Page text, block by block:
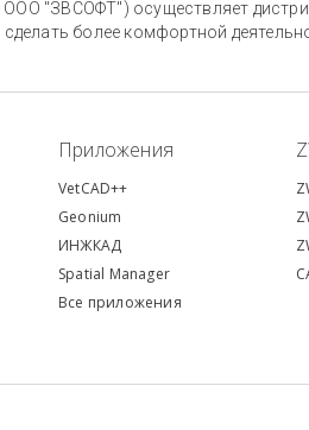
"ЗВСОФТ") осуществляет
более комфортной
Приложения
VetCAD++
Geonium
ИНЖКАД
Spatial Manager
Все приложения